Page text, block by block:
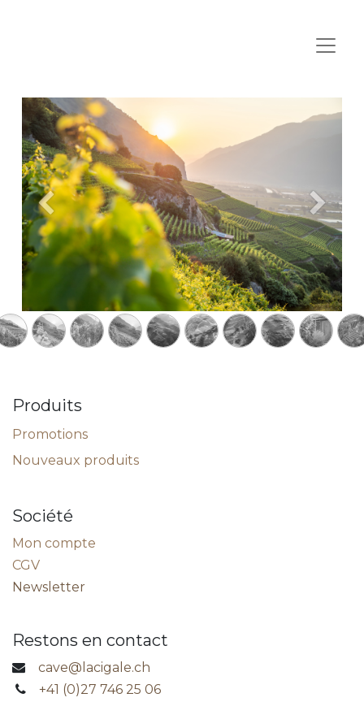
Précedent
Produits
Promotions
Nouveaux produits
Société
Mon compte
CGV
Newsletter
Restons en contact
cave@lacigale.ch
+41 (0)27 746 25 06